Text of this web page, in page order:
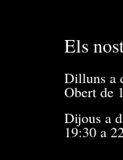
Els
Dilluns a
Obert de
Dijous a
19:30 a